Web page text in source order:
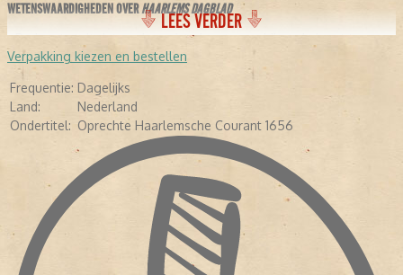
WETENSWAARDIGHEDEN OVERHAARLEMS DAGBLAD
- De krant stelt dat ze de oudste krant verschijnende krant ter
wereld is, omdat ze is samengegaan met de
Courant
- In de negentiende eeuw schreven een aantal letterkundigen voor
de krant: Conrad Busken Huet en Eduard Douwes Dekker, beter
bekend als Multatuli.
- In 1948 kreeg de krant de toevoeging:Oprechte haarlemsche
Courant 1656.
In 2005 veranderde de avondkrant in een ochtendkrant.
- Diverse bekende Nederlanders hebben voor de krant geschreven,
waaronder Pim Fortuyn, Mart Smeets, Brigitte Kaandorp en Heleen
van Royen.
- In april 2013 verscheen de krant voor het eerst als tabloid.
LEES VERDER
Verpakking kiezen en bestellen
Frequentie: Dagelijks
Land:
Nederland
Ondertitel: Oprechte Haarlemsche Courant 1656